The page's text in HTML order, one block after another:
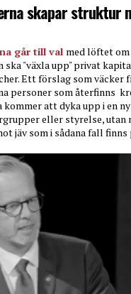
skapar struktur
går till val med löftet
ska "växla upp" privat
Ett förslag som väcker
personer som återfinns
att dyka upp i en
eller styrelse, utan
jäv som i sådana fall